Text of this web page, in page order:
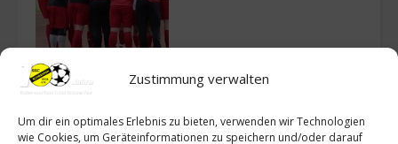
Zustimmung verwalten
Um dir ein optimales Erlebnis zu bieten, verwenden wir Technologien
wie Cookies, um Geräteinformationen zu speichern und/oder darauf